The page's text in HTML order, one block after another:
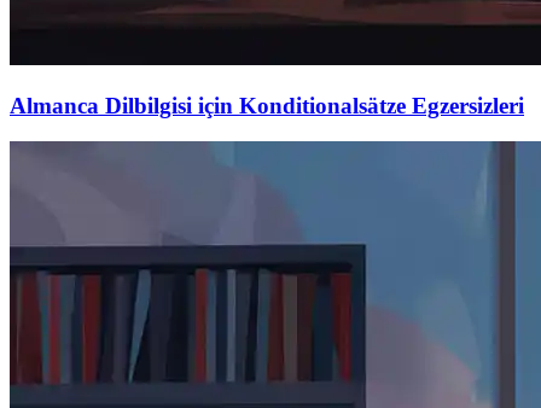
Almanca Dilbilgisi için Konditionalsätze Egzersizleri